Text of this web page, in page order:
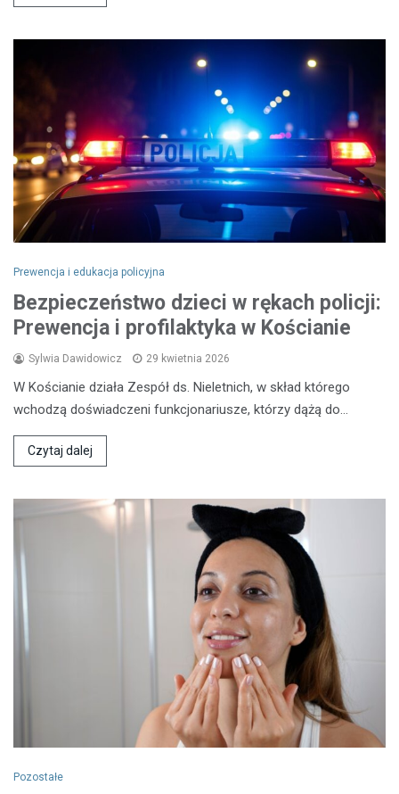
Prewencja i edukacja policyjna
Bezpieczeństwo dzieci w rękach policji:
Prewencja i profilaktyka w Kościanie
Sylwia Dawidowicz 29 kwietnia 2026
W Kościanie działa Zespół ds. Nieletnich, w skład którego
wchodzą doświadczeni funkcjonariusze, którzy dążą do…
Czytaj dalej
Pozostałe